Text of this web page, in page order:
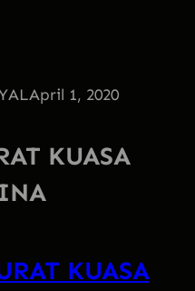
April 1, 2020
KUASA
KUASA